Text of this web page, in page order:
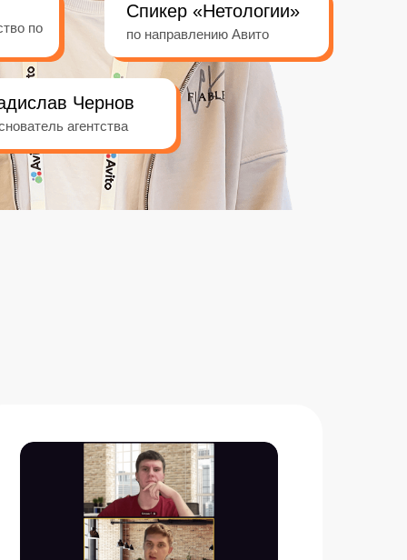
Чернов
агентства
Спикер «Нетологии»
по направлению Авито
по